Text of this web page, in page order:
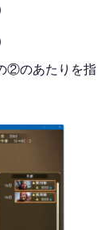
②のあたりを指